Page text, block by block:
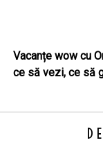
Vacanțe wow cu
ce să vezi, ce să